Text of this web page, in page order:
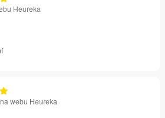
Heureka
webu Heureka